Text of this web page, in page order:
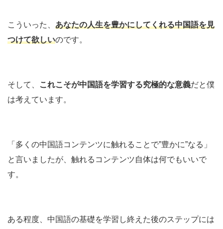
こういった、 あなたの人生を豊かにしてくれる中国語を見
つけて欲しいのです。
そして、 これこそが中国語を学習する究極的な意義だと僕
は考えています。
「多くの中国語コンテンツに触れることで”豊かに”なる」
と言いましたが、触れるコンテンツ自体は何でもいいで
す。
ある程度、中国語の基礎を学習し終えた後のステップには